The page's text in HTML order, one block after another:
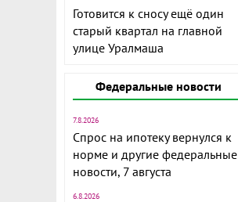
Готовится к сносу ещё один
старый квартал на главной
улице Уралмаша
Федеральные новости
7.8.2026
Спрос на ипотеку вернулся к
норме и другие федеральные
новости, 7 августа
6.8.2026